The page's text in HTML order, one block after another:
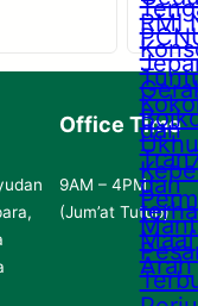
Office Time
9AM – 4PM
(Jum’at Tutup)